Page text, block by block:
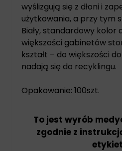
wyślizgują się z dłoni i
użytkowania, a przy tym
Biały, standardowy kolor
większości gabinetów
kształt – do większości
nadają się do recyklingu.
Opakowanie: 100szt.
To jest wyrób
zgodnie z